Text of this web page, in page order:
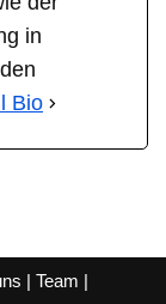
in
Bio
| Team |